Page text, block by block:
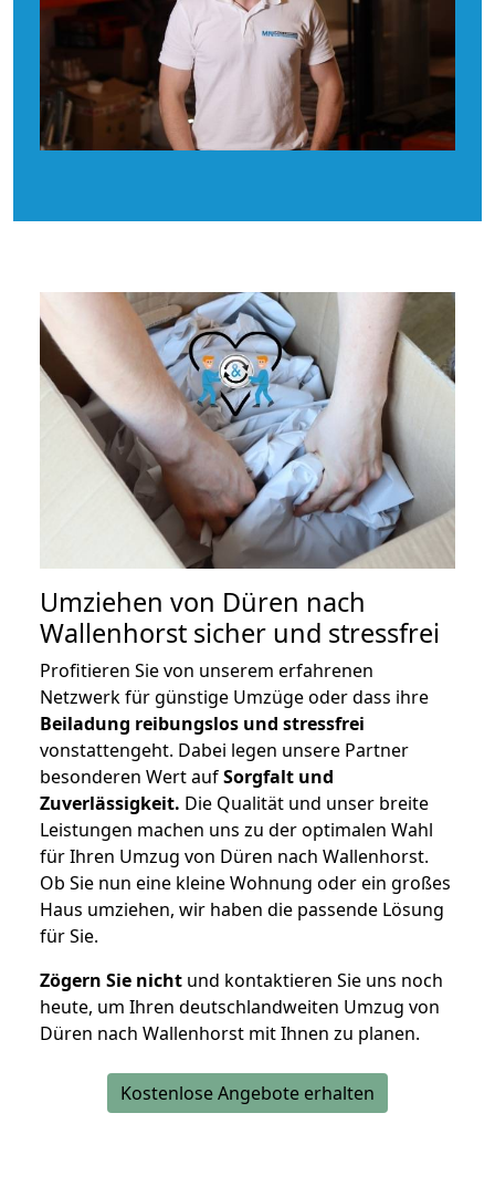
Umziehen von Düren nach
Wallenhorst sicher und stressfrei
Profitieren Sie von unserem erfahrenen
Netzwerk für günstige Umzüge oder dass ihre
Beiladung reibungslos und stressfrei
vonstattengeht. Dabei legen unsere Partner
besonderen Wert aufSorgfalt und
Zuverlässigkeit. Die Qualität und unser breite
Leistungen machen uns zu der optimalen Wahl
für Ihren Umzug von Düren nach Wallenhorst.
Ob Sie nun eine kleine Wohnung oder ein großes
Haus umziehen, wir haben die passende Lösung
für Sie.
Zögern Sie nicht und kontaktieren Sie uns noch
heute, um Ihren deutschlandweiten Umzug von
Düren nach Wallenhorst mit Ihnen zu planen.
Kostenlose Angebote erhalten